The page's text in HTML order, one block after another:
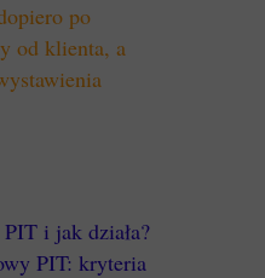
po
od klienta, a
i jak działa?
PIT: kryteria